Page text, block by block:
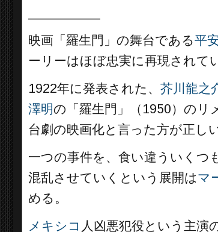
映画「羅生門」の舞台である平
ーリーはほぼ忠実に再現されて
1922年に発表された、 芥川龍之
澤明の「羅生門」（1950）のリ
台劇の映画化と言った方が正しい
一つの事件を、食い違ういくつ
混乱させていくという展開はマ
める。
メキシコ 人凶悪犯役という主演